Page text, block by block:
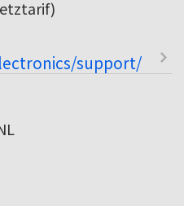
support/